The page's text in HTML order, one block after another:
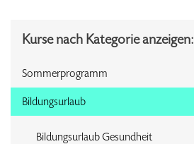
Kurse nach Kategorie anzeigen:
Sommerprogramm
Bildungsurlaub
Bildungsurlaub Gesundheit